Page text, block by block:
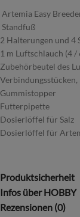
Artemia Easy
Standfuß
2 Halterungen und 4
1 m Luftschlauch (4 /
Zubehörbeutel des
Gummistopper
Futterpipette
Dosierlöffel für Salz
Dosierlöffel für
Produktsicherheit
Infos über HOBBY
Rezensionen (0)